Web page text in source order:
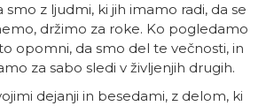
smo z ljudmi, ki jih imamo radi, da se
držimo za roke. Ko pogledamo
opomni, da smo del te večnosti, in
za sabo sledi v življenjih drugih.
dejanji in besedami, z delom, ki